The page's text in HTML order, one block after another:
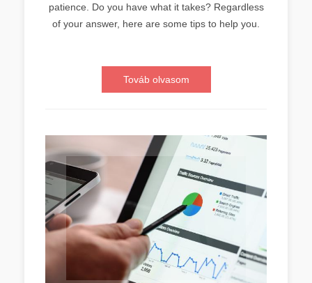
patience. Do you have what it takes? Regardless
of your answer, here are some tips to help you.
Továb olvasom